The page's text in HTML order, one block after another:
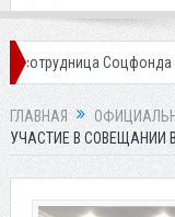
Соцфонда получила
ГЛАВНАЯ
УЧАСТИЕ В